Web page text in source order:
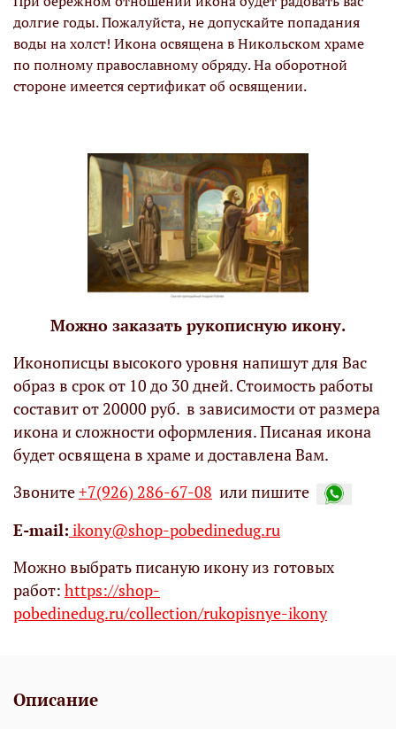
долгие годы. Пожалуйста, не допускайте попадания
воды на холст! Икона освящена в Никольском храме
по полному православному обряду. На оборотной
стороне имеется сертификат об освящении.
Можно заказать рукописную икону.
Иконописцы высокого уровня напишут для Вас
образ в срок от 10 до 30 дней. Стоимость работы
составит от 20000 руб. в зависимости от размера
икона и сложности оформления. Писаная икона
будет освящена в храме и доставлена Вам.
Звоните+7(926) 286-67-08 или пишите
Е-mail: ikony@shop-pobedinedug.ru
Можно выбрать писаную икону из готовых
работ: https://shop-
pobedinedug.ru/collection/rukopisnye-ikony
Описание